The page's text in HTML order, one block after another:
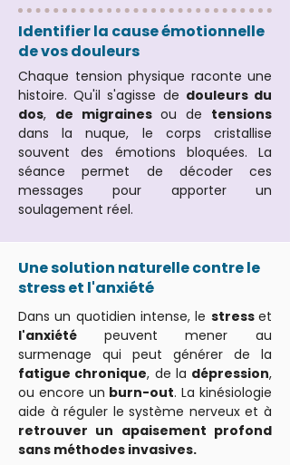
Identifier la cause émotionnelle
de vos douleurs
Chaque tension physique raconte une
histoire. Qu'il s'agisse de douleurs du
dos, de migrainesou de tensions
dans la nuque, le corps cristallise
souvent des émotions bloquées. La
séance permet de décoder ces
messages pour apporter un
soulagement réel.
Une solution naturelle contre le
stress et l'anxiété
Dans un quotidien intense, le stresset
l'anxiété peuvent mener au
surmenage qui peut générer de la
fatigue chronique, de la dépression,
ou encore un burn-out. La kinésiologie
aide à réguler le système nerveux et à
retrouver un apaisement profond
sans méthodes invasives.